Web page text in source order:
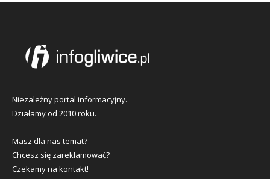
Niezależny portal informacyjny.
Działamy od 2010 roku.
Masz dla nas temat?
Chcesz się zareklamować?
Czekamy na kontakt!